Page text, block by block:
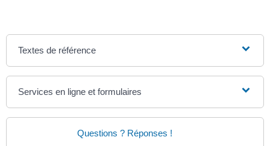
Textes de référence
Services en ligne et formulaires
Questions ? Réponses !